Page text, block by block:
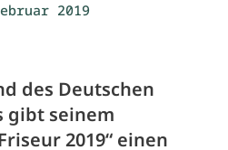
2019
des Deutschen
gibt seinem
2019“ einen